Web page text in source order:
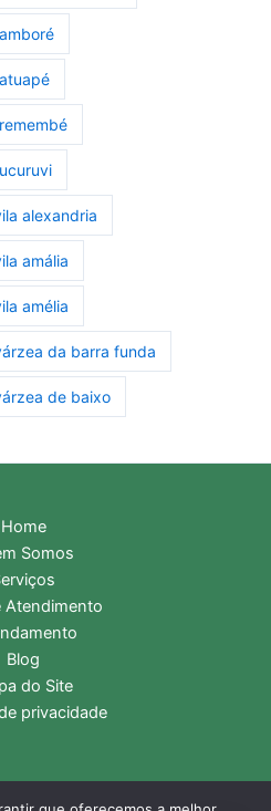
alexandria
amália
amélia
da barra funda
de baixo
Home
Somos
Atendimento
Blog
do Site
privacidade